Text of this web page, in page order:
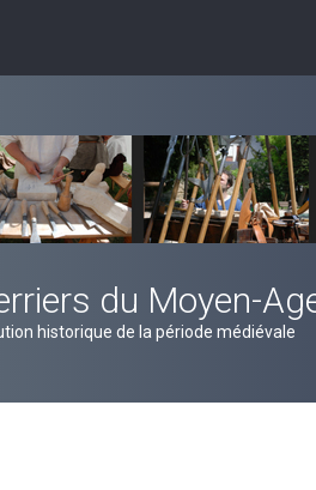
du Moyen-
historique de la période médiévale